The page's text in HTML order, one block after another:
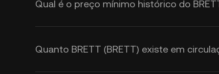
Qual é o preço mínimo histórico do
Quanto BRETT (BRETT) existe em